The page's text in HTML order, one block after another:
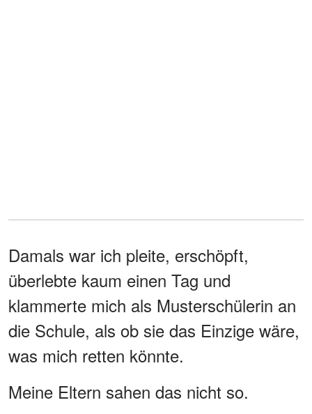
Damals war ich pleite, erschöpft,
überlebte kaum einen Tag und
klammerte mich als Musterschülerin an
die Schule, als ob sie das Einzige wäre,
was mich retten könnte.
Meine Eltern sahen das nicht so.